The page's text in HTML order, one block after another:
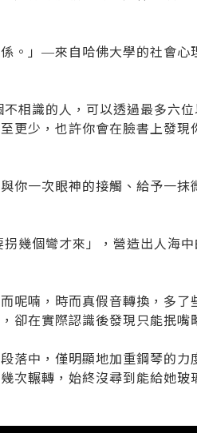
係。」—來自哈佛大學的社會
識的人，可以透過最多六
更少，也許你會在臉書上發
你一次眼神的接觸、給予一抹
個彎才來」，營造出人海中
呢喃，時而真假音轉換，多
卻在實際認識後發現只能抿嘴
落中，僅明顯地加重鋼琴的
次輾轉，始終沒尋到能給她